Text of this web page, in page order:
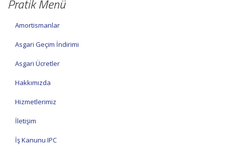
Pratik Menü
Amortismanlar
Asgari Geçim İndirimi
Asgari Ücretler
Hakkımızda
Hizmetlerimiz
İletişim
İş Kanunu IPC